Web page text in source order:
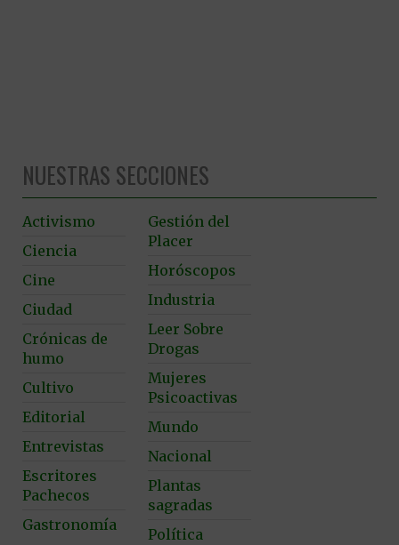
NUESTRAS SECCIONES
Activismo
Ciencia
Cine
Ciudad
Crónicas de
humo
Cultivo
Editorial
Entrevistas
Escritores
Pachecos
Gastronomía
Gestión del
Placer
Horóscopos
Industria
Leer Sobre
Drogas
Mujeres
Psicoactivas
Mundo
Nacional
Plantas
sagradas
Política